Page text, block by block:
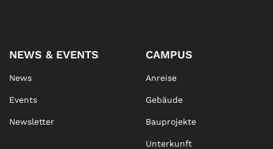
NEWS & EVENTS
News
Events
Newsletter
CAMPUS
Anreise
Gebäude
Bauprojekte
Unterkunft